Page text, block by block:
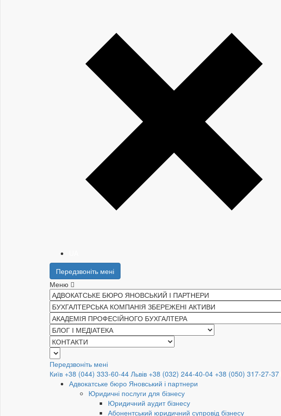
Передзвоніть мені
Меню
Передзвоніть мені
Київ +38 (044) 333-60-44 Львів +38 (032) 244-40-04 +38 (050) 317-27-37
Адвокатське бюро Яновський і партнери
Юридичні послуги для бізнесу
Юридичний аудит бізнесу
Абонентський юридичний супровід бізнесу